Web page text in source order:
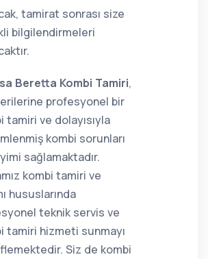
tamirat sonrası size
bilgilendirmeleri
Beretta Kombi Tamiri,
profesyonel bir
tamiri ve dolayısıyla
kombi sorunları
sağlamaktadır.
kombi tamiri ve
hususlarında
teknik servis ve
tamiri hizmeti sunmayı
Siz de kombi